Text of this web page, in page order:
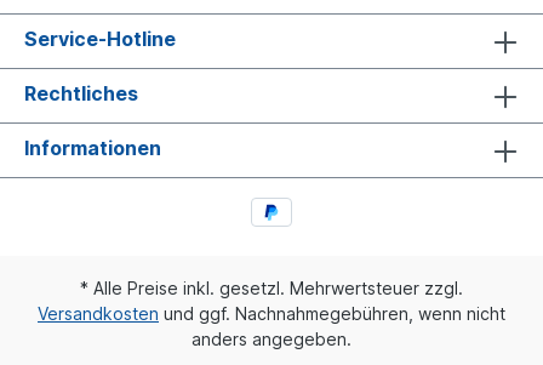
Service-Hotline
Rechtliches
Informationen
* Alle Preise inkl. gesetzl. Mehrwertsteuer zzgl.
Versandkosten und ggf. Nachnahmegebühren, wenn nicht
anders angegeben.